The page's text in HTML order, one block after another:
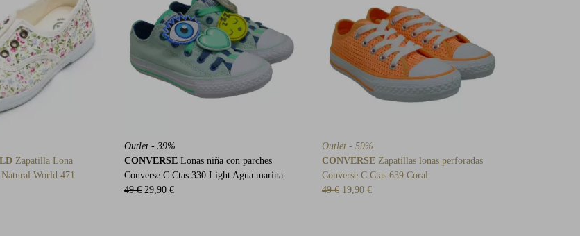
Zapatilla Lona
World 471
Outlet - 39%
CONVERSE Lonas niña con parches
Converse C Ctas 330 Light Agua marina
49 € 29,90 €
Outlet - 59%
CONVERSE Zapatillas lonas perforadas
Converse C Ctas 639 Coral
49 € 19,90 €